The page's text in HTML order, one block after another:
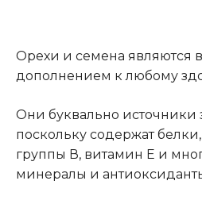
Орехи и семена являются
дополнением к любому
Они буквально источники
поскольку содержат
группы В, витамин Е и
минералы и